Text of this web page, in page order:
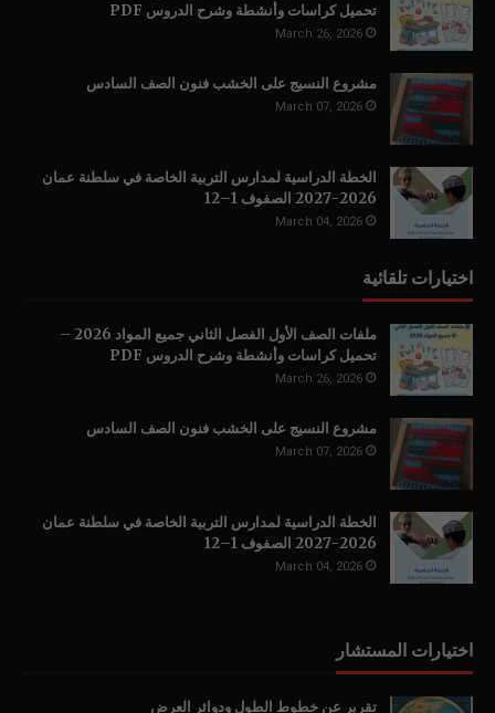
تحميل كراسات وأنشطة وشرح الدروس PDF
March 26, 2026
مشروع النسيج على الخشب فنون الصف السادس
March 07, 2026
الخطة الدراسية لمدارس التربية الخاصة في سلطنة عمان
2026-2027 الصفوف 1–12
March 04, 2026
اختيارات تلقائية
ملفات الصف الأول الفصل الثاني جميع المواد 2026 –
تحميل كراسات وأنشطة وشرح الدروس PDF
March 26, 2026
مشروع النسيج على الخشب فنون الصف السادس
March 07, 2026
الخطة الدراسية لمدارس التربية الخاصة في سلطنة عمان
2026-2027 الصفوف 1–12
March 04, 2026
اختيارات المستشار
تقرير عن خطوط الطول ودوائر العرض